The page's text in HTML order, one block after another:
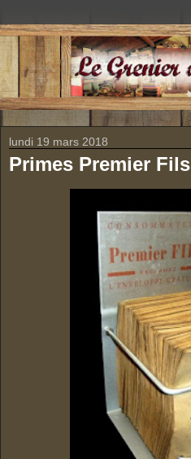
lundi 19 mars 2018
Primes Premier Fils